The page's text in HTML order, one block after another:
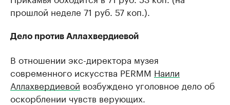
прошлой неделе 71 руб. 57 коп.).
Дело против Аллахвердиевой
В отношении экс-директора музея
современного искусства PERMM Наили
Аллахвердиевой возбуждено уголовное дело об
оскорблении чувств верующих.